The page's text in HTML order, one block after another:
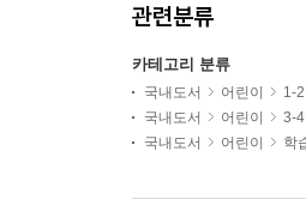
관련분류
카테고리 분류
국내도서 어린이 1-
국내도서
어린이 3-4
국내도서
어린이 학